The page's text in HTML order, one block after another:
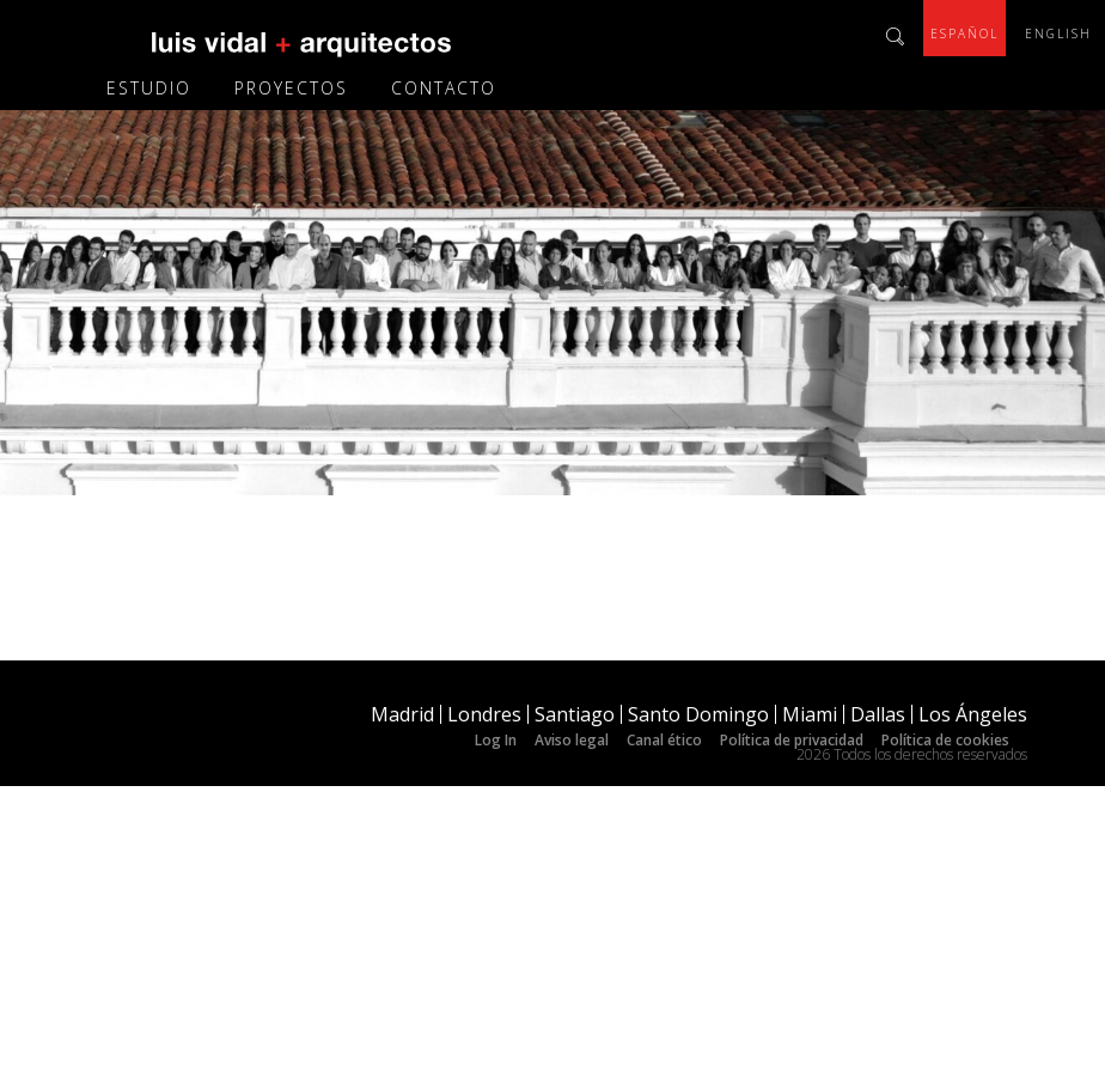
ESPAÑOL ENGLISH
ESTUDIO PROYECTOS CONTACTO
Madrid Londres Santiago Santo Domingo Miami Dallas Los Ángeles
Log In Aviso legal Canal ético Política de privacidad Política de cookies
2026 Todos los derechos reservados